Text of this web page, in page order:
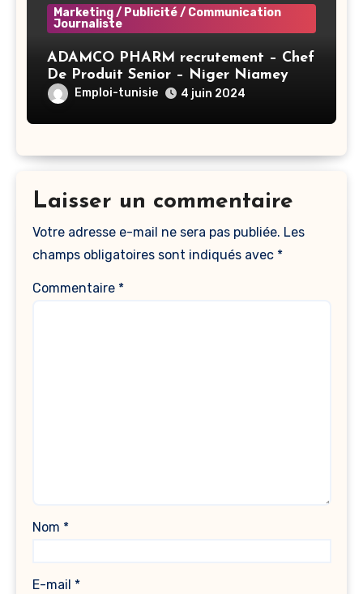
Marketing / Publicité / Communication
Journaliste
ADAMCO PHARM recrutement – Chef
De Produit Senior – Niger Niamey
Emploi-tunisie 4 juin 2024
Laisser un commentaire
Votre adresse e-mail ne sera pas publiée. Les
champs obligatoires sont indiqués avec *
Commentaire *
Nom *
E-mail *